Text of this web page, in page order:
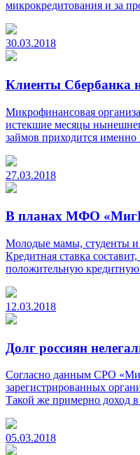
микрокредитования и за
30.03.2018
Клиенты Сбербанка
Микрофинансовая
истекшие месяцы
займов приходится
27.03.2018
В планах МФО
Молодые мамы, студенты и
Кредитная ставка
положительную
12.03.2018
Долг россиян
Согласно данным СРО
зарегистрированных
Такой же примерно доход
05.03.2018